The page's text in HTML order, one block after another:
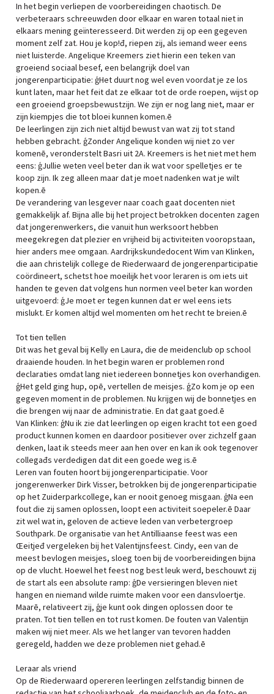
In het begin verliepen de voorbereidingen chaotisch. De
verbeteraars schreeuwden door elkaar en waren totaal niet in
elkaars mening geïnteresseerd. Dit werden zij op een gegeven
moment zelf zat. Hou je kop!đ, riepen zij, als iemand weer eens
niet luisterde. Angelique Kreemers ziet hierin een teken van
groeiend sociaal besef, een belangrijk doel van
jongerenparticipatie: ģHet duurt nog wel even voordat je ze los
kunt laten, maar het feit dat ze elkaar tot de orde roepen, wijst op
een groeiend groepsbewustzijn. We zijn er nog lang niet, maar er
zijn kiempjes die tot bloei kunnen komen.ē
De leerlingen zijn zich niet altijd bewust van wat zij tot stand
hebben gebracht. ģZonder Angelique konden wij niet zo ver
komenē, veronderstelt Basri uit 2A. Kreemers is het niet met hem
eens: ģJullie weten veel beter dan ik wat voor spelletjes er te
koop zijn. Ik zeg alleen maar dat je moet nadenken wat je wilt
kopen.ē
De verandering van lesgever naar coach gaat docenten niet
gemakkelijk af. Bijna alle bij het project betrokken docenten zagen
dat jongerenwerkers, die vanuit hun werksoort hebben
meegekregen dat plezier en vrijheid bij activiteiten vooropstaan,
hier anders mee omgaan. Aardrijkskundedocent Wim van Klinken,
die aan christelijk college de Riederwaard de jongerenparticipatie
coördineert, schetst hoe moeilijk het voor leraren is om iets uit
handen te geven dat volgens hun normen veel beter kan worden
uitgevoerd: ģJe moet er tegen kunnen dat er wel eens iets
mislukt. Er komen altijd wel momenten om het recht te breien.ē
Tot tien tellen
Dit was het geval bij Kelly en Laura, die de meidenclub op school
draaiende houden. In het begin waren er problemen rond
declaraties omdat lang niet iedereen bonnetjes kon overhandigen.
ģHet geld ging hup, opē, vertellen de meisjes. ģZo kom je op een
gegeven moment in de problemen. Nu krijgen wij de bonnetjes en
die brengen wij naar de administratie. En dat gaat goed.ē
Van Klinken: ģNu ik zie dat leerlingen op eigen kracht tot een goed
product kunnen komen en daardoor positiever over zichzelf gaan
denken, laat ik steeds meer aan hen over en kan ik ook tegenover
collegađs verdedigen dat dit een goede weg is.ē
Leren van fouten hoort bij jongerenparticipatie. Voor
jongerenwerker Dirk Visser, betrokken bij de jongerenparticipatie
op het Zuiderparkcollege, kan er nooit genoeg misgaan. ģNa een
fout die zij samen oplossen, loopt een activiteit soepeler.ē Daar
zit wel wat in, geloven de actieve leden van verbetergroep
Southpark. De organisatie van het Antilliaanse feest was een
Œeitjeđ vergeleken bij het Valentijnsfeest. Cindy, een van de
meest bevlogen meisjes, sloeg toen bij de voorbereidingen bijna
op de vlucht. Hoewel het feest nog best leuk werd, beschouwt zij
de start als een absolute ramp: ģDe versieringen bleven niet
hangen en niemand wilde ruimte maken voor een dansvloertje.
Maarē, relativeert zij, ģje kunt ook dingen oplossen door te
praten. Tot tien tellen en tot rust komen. De fouten van Valentijn
maken wij niet meer. Als we het langer van tevoren hadden
geregeld, hadden we deze problemen niet gehad.ē
Leraar als vriend
Op de Riederwaard opereren leerlingen zelfstandig binnen de